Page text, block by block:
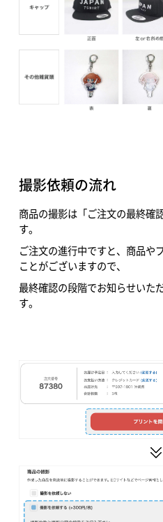
撮影依頼の流れ
商品の撮影は「ご注文の最終確
す。
ご注文の進行中ですと、商品や
ことがございますので、
最終確認の段階でお知らせいた
す。